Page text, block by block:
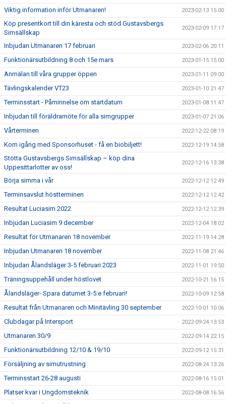
Viktig information inför Utmanaren! 2023-02-13 15:00
Köp presentkort till din käresta och stöd Gustavsbergs
Simsällskap
2023-02-09 17:17
Inbjudan Utmanaren 17 februari 2023-02-06 20:11
Funktionärsutbildning 8 och 15e mars 2023-01-15 15:00
Anmälan till våra grupper öppen 2023-01-11 09:00
Tävlingskalender VT23 2023-01-10 21:47
Terminsstart - Påminnelse om startdatum 2023-01-08 11:47
Inbjudan till föräldramöte för alla simgrupper 2023-01-07 21:06
Vårterminen 2022-12-22 08:19
Kom igång med Sponsorhuset - få en biobiljett! 2022-12-19 14:58
Stötta Gustavsbergs Simsällskap – köp dina
Uppesittarlotter av oss!
2022-12-16 13:38
Börja simma i vår 2022-12-12 12:49
Terminsavslut höstterminen 2022-12-12 12:42
Resultat Luciasim 2022 2022-12-12 12:39
Inbjudan Luciasim 9 december 2022-12-04 18:02
Resultat för Utmanaren 18 november 2022-11-19 14:28
Inbjudan Utmanaren 18 november 2022-11-08 21:46
Inbjudan Ålandsläger 3-5 februari 2023 2022-11-01 19:50
Träningsuppehåll under höstlovet 2022-10-21 16:15
Ålandsläger- Spara datumet 3-5:e februari! 2022-10-09 12:58
Resultat från Utmanaren och Minitävling 30 september 2022-10-01 10:06
Clubdagar på Intersport 2022-09-24 13:53
Utmanaren 30/9 2022-09-14 22:15
Funktionärsutbildning 12/10 & 19/10 2022-09-12 15:31
Försäljning av simutrustning 2022-08-24 13:26
Terminsstart 26-28 augusti 2022-08-16 15:01
Platser kvar i Ungdomsteknik 2022-08-08 16:56